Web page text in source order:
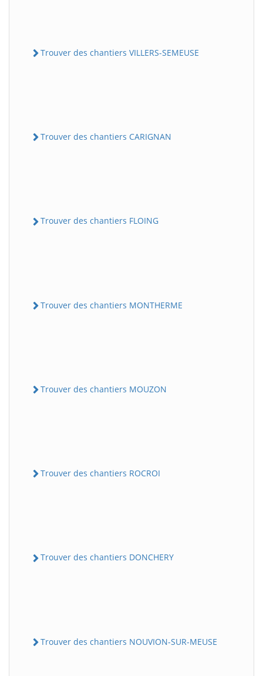
Trouver des chantiers VILLERS-SEMEUSE
Trouver des chantiers CARIGNAN
Trouver des chantiers FLOING
Trouver des chantiers MONTHERME
Trouver des chantiers MOUZON
Trouver des chantiers ROCROI
Trouver des chantiers DONCHERY
Trouver des chantiers NOUVION-SUR-MEUSE